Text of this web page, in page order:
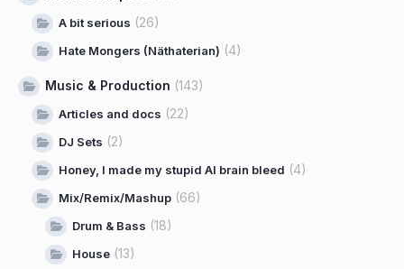
A bit serious (26)
Hate Mongers (Näthaterian) (4)
Music & Production (143)
Articles and docs (22)
DJ Sets (2)
Honey, I made my stupid AI brain bleed (4)
Mix/Remix/Mashup (66)
Drum & Bass (18)
House (13)